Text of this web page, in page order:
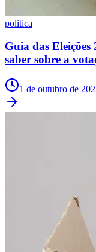
politica
Guia das Eleições
saber sobre a
1 de outubro de